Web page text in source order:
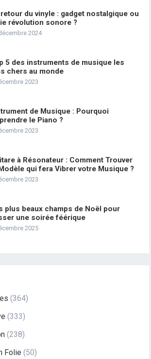
du vinyle : gadget nostalgique ou
révolution sonore ?
2024
5 des instruments de musique les
chers au monde
2023
de Musique : Pourquoi
le Piano ?
2023
à Résonateur : Comment Trouver
qui fera Vibrer votre Musique ?
2023
plus beaux champs de Noël pour
une soirée féérique
2025
(364)
(333)
(238)
Folie (50)